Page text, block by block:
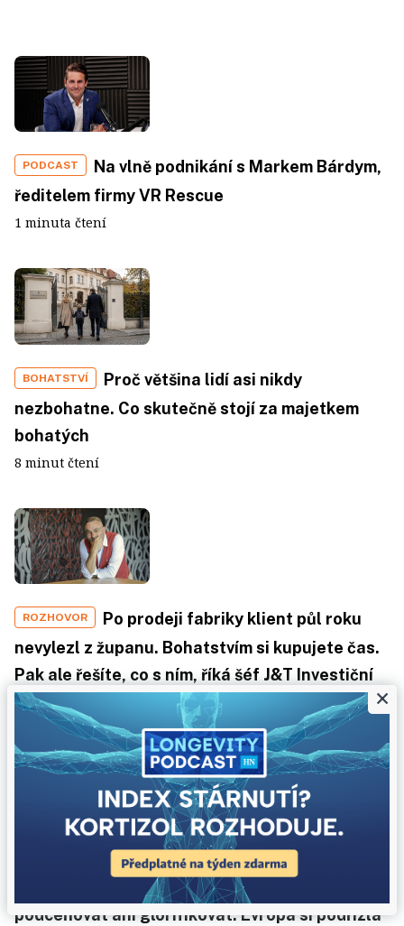
PODCAST
Na vlně podnikání s Markem Bárdym,
ředitelem firmy VR Rescue
1 minuta čtení
BOHATSTVÍ
Proč většina lidí asi nikdy
nezbohatne. Co skutečně stojí za majetkem
bohatých
8 minut čtení
ROZHOVOR
Po prodeji fabriky klient půl roku
nevylezl z županu. Bohatstvím si kupujete čas.
Pak ale řešíte, co s ním, říká šéf J&T Investiční
společnosti Martinec
15 minut čtení
Čínu bychom neměli
podceňovat ani glorifikovat. Evropa si podřízla
×